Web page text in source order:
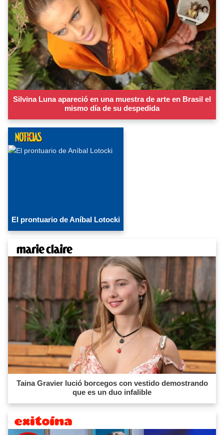
Silvina Luna apareció en una muestra de arte en Brasil el
mismo día de su despedida
El prontuario de Aníbal Lotocki
Taina Gravier lució borcegos con vestido demostrando
que es un duo infalible